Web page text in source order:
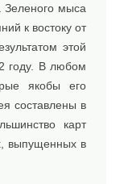
Зеленого мыса
к востоку от
этой
году. В любом
якобы его
составлены в
карт
выпущенных в